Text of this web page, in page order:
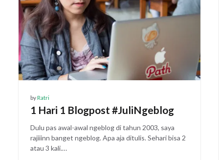
byRatri
1 Hari 1 Blogpost #JuliNgeblog
Dulu pas awal-awal ngeblog di tahun 2003, saya
rajiiinn banget ngeblog. Apa aja ditulis. Sehari bisa 2
atau 3 kali.…